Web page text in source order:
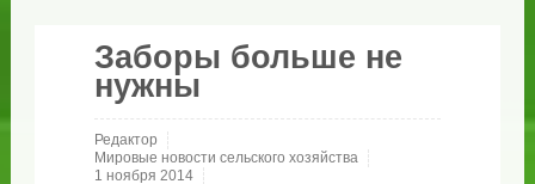
Заборы больше не
нужны
Редактор
Мировые новости сельского хозяйства
1 ноября 2014